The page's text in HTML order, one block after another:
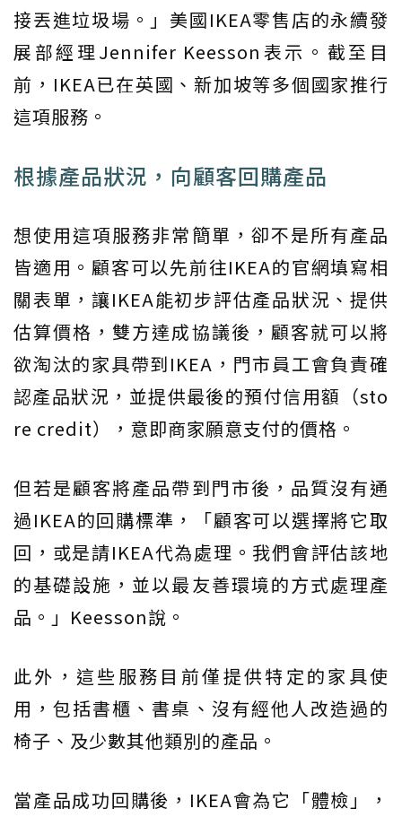
接丟進垃圾場。」美國IKEA零售店的永續發
展部經理Jennifer Keesson表示。截至目
前，IKEA已在英國、新加坡等多個國家推行
這項服務。
​根據產品狀況，向顧客回購產品
想使用這項服務非常簡單，卻不是所有產品
皆適用。顧客可以先前往IKEA的官網填寫相
關表單，讓IKEA能初步評估產品狀況、提供
估算價格，雙方達成協議後，顧客就可以將
欲淘汰的家具帶到IKEA，門市員工會負責確
認產品狀況，並提供最後的預付信用額（sto
re credit），意即商家願意支付的價格。
但若是顧客將產品帶到門市後，品質沒有通
過IKEA的回購標準，「顧客可以選擇將它取
回，或是請IKEA代為處理。我們會評估該地
的基礎設施，並以最友善環境的方式處理產
品。」Keesson說。
此外，這些服務目前僅提供特定的家具使
用，包括書櫃、書桌、沒有經他人改造過的
椅子、及少數其他類別的產品。
當產品成功回購後，IKEA會為它「體檢」，